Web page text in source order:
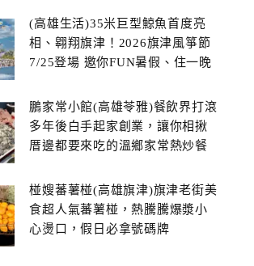
(高雄生活)35米巨型鯨魚首度亮
相、翱翔旗津！2026旗津風箏節
7/25登場 邀你FUN暑假、住一晚
鵬家常小館(高雄苓雅)餐飲界打滾
多年後白手起家創業，讓你相揪
厝邊都要來吃的溫鄉家常熱炒餐
椪嫂蕃薯椪(高雄旗津)旗津老街美
食超人氣蕃薯椪，熱騰騰爆漿小
心燙口，假日必拿號碼牌